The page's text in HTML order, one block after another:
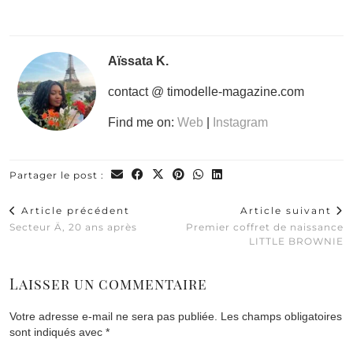
Aïssata K.
contact @ timodelle-magazine.com
Find me on: Web Instagram
Partager le post :
Article précédent
Secteur Ä, 20 ans après
Article suivant
Premier coffret de naissance
LITTLE BROWNIE
Laisser un commentaire
Votre adresse e-mail ne sera pas publiée. Les champs obligatoires
sont indiqués avec *